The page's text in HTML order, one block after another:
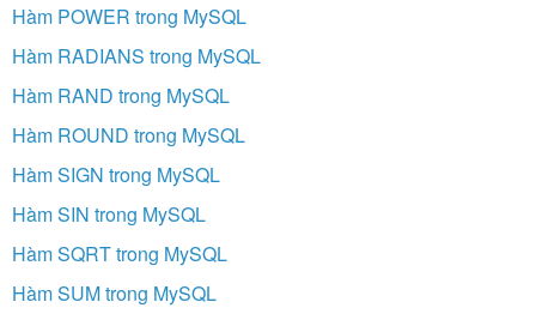
Hàm POWER trong MySQL
Hàm RADIANS trong MySQL
Hàm RAND trong MySQL
Hàm ROUND trong MySQL
Hàm SIGN trong MySQL
Hàm SIN trong MySQL
Hàm SQRT trong MySQL
Hàm SUM trong MySQL